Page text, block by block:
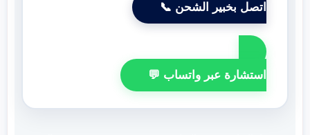
اتصل بخبير الشحن 📞
استشارة عبر واتساب 💬